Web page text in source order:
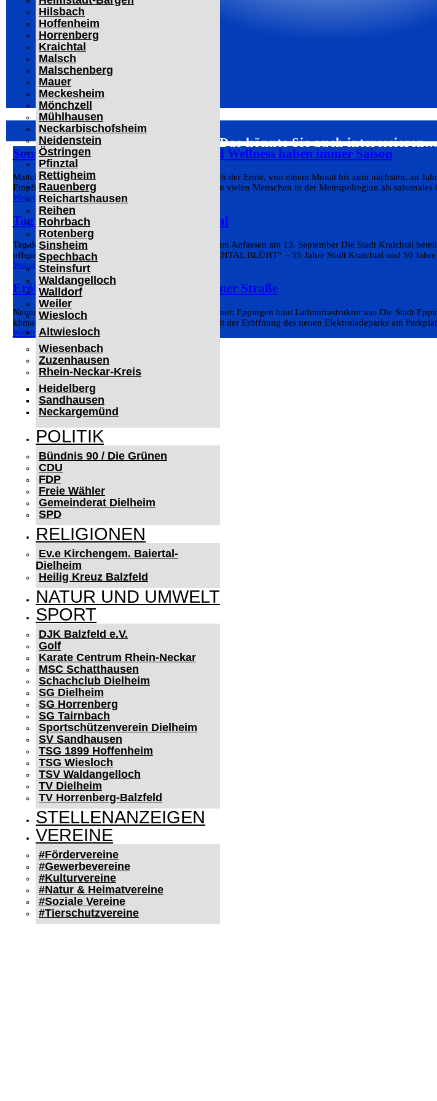
Hilsbach
Hoffenheim
Horrenberg
Kraichtal
Malsch
Malschenberg
Mauer
Meckesheim
Mönchzell
Mühlhausen
Neckarbischofsheim
Neidenstein
Östringen
Pfinztal
Rettigheim
Rauenberg
Reichartshausen
Reihen
Rohrbach
Rotenberg
Sinsheim
Spechbach
Steinsfurt
Waldangelloch
Walldorf
Weiler
Wiesloch
Altwiesloch
Wiesenbach
Zuzenhausen
Rhein-Neckar-Kreis
Heidelberg
Sandhausen
Neckargemünd
POLITIK
Bündnis 90 / Die Grünen
CDU
FDP
Freie Wähler
Gemeinderat Dielheim
SPD
RELIGIONEN
Ev.e Kirchengem. Baiertal-
Dielheim
Heilig Kreuz Balzfeld
NATUR UND UMWELT
SPORT
DJK Balzfeld e.V.
Golf
Karate Centrum Rhein-Neckar
MSC Schatthausen
Schachclub Dielheim
SG Dielheim
SG Horrenberg
SG Tairnbach
Sportschützenverein Dielheim
SV Sandhausen
TSG 1899 Hoffenheim
TSG Wiesloch
TSV Waldangelloch
TV Dielheim
TV Horrenberg-Balzfeld
STELLENANZEIGEN
VEREINE
#Fördervereine
#Gewerbevereine
#Kulturvereine
#Natur & Heimatvereine
#Soziale Vereine
#Tierschutzvereine
Das könnte Sie auch
Sommer bei Pfitzenmeier: Fitness und Wellness haben immer Saison
Manches passt nur zu einer bestimmten Zeit. Kurz nach der Ernte, von einem Monat bis zum nächsten, an
Empfinden gebunden. Fitness und Ernährung wird von vielen Menschen in der Metropolregion als saisonales
Weiterlesen
Tag des offenen Denkmals in Kraichtal
Tag des offenen Denkmals in Kraichtal: Geschichte zum Anfassen am 13. September Die Stadt Kraichtal
offenen Denkmals. Im kleinen Jubiläumsjahr „KRAICHTAL BLÜHT“ – 55 Jahre Stadt Kraichtal und 50 Jahre
Weiterlesen
Eröffnung Elektroladepark Heilbronner Straße
Neuer Elektroladepark in der Heilbronner Straße eröffnet: Eppingen baut Ladeinfrastruktur aus Die Stadt
klimafreundliche und zukunftsfähige Mobilität um. Mit der Eröffnung des neuen Elektroladeparks am
Weiterlesen